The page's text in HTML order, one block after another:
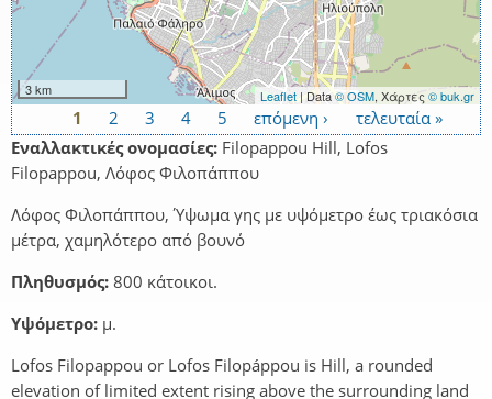
3 km Leaflet| Data© OSM, Χάρτες © buk.gr
Σελίδες
1 2 3 4 5 επόμενη ›
τελευταία »
Εναλλακτικές ονομασίες: Filopappou Hill, Lofos
Filopappou, Λόφος Φιλοπάππου
Λόφος Φιλοπάππου, Ύψωμα γης με υψόμετρο έως τριακόσια
μέτρα, χαμηλότερο από βουνό
Πληθυσμός: 800 κάτοικοι.
Υψόμετρο: μ.
Lofos Filopappou or Lofos Filopáppou is Hill, a rounded
elevation of limited extent rising above the surrounding land